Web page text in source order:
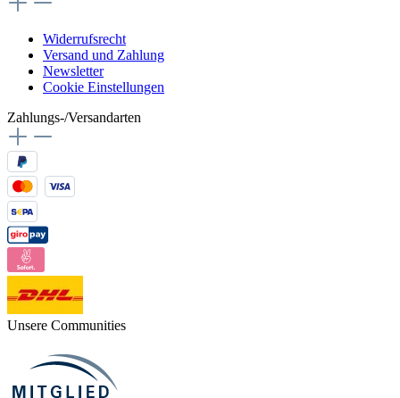
Widerrufsrecht
Versand und Zahlung
Newsletter
Cookie Einstellungen
Zahlungs-/Versandarten
Unsere Communities